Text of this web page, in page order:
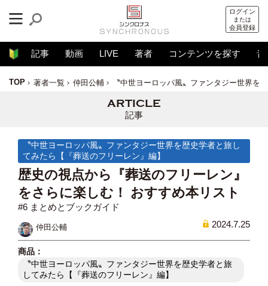
ログイン
または
会員登録
記事 動画 LIVE 著者 コンテンツを探す 音
TOP 著者一覧 仲田公輔 〝中世ヨーロッパ風〟ファンタジー世界を
記事
〝中世ヨーロッパ風〟ファンタジー世界を歴史学者と旅し
てみたら【『葬送のフリーレン』編】
歴史の視点から『葬送のフリーレン』
をさらに楽しむ！ おすすめ本リスト
#6 まとめとブックガイド
仲田公輔 2024.7.25
〝中世ヨーロッパ風〟ファンタジー世界を歴史学者と旅
してみたら【『葬送のフリーレン』編】